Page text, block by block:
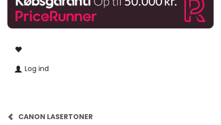
Log ind
CANON LASERTONER